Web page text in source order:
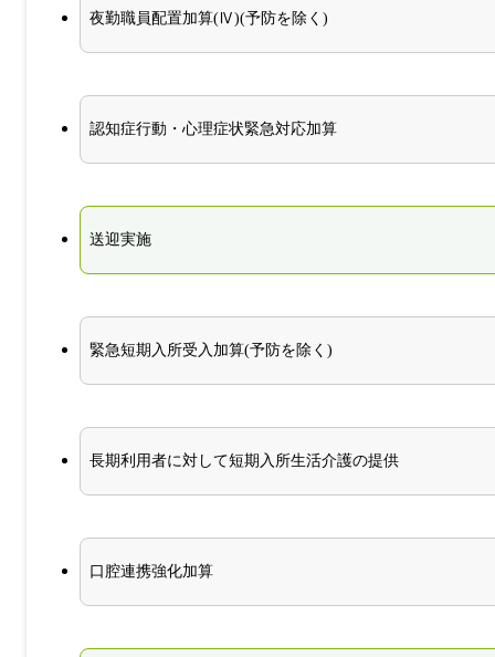
夜勤職員配置加算(Ⅳ)(予防を除く)
認知症行動・心理症状緊急対応加算
送迎実施
緊急短期入所受入加算(予防を除く)
長期利用者に対して短期入所生活介護の提供
口腔連携強化加算